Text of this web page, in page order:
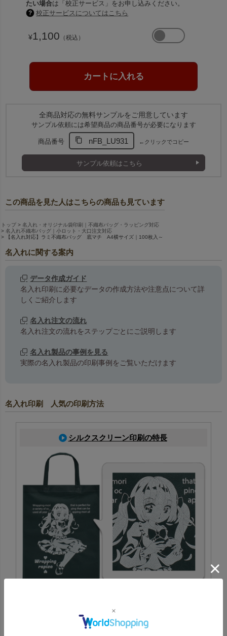
たい場合は「校正サービス」をお申し込みください。
校正サービスについてはこちら
¥1,100 （税込）
全商品対応の無料サンプルをご用意しています
サンプル依頼には希望商品の商品番号が必要になります
商品番号 nFB_LU931 ←クリックでコピー
サンプル依頼はこちら
この商品を見た人はこちらの商品も見ています
トップ
名入れ・オリジナル袋印刷｜不織布バッグ・ラッピング対応
名入れ不織布バッグ｜小ロット・大口注文対応
【名入れ対応】ラミ不織布バッグ 底マチ A4横サイズ｜100枚入～
名入れに関する案内
データ作成ガイド
名入れ印刷に必要なデータの作成方法や注意点について詳
しくご紹介します
名入れ注文の流れ
名入れ注文の流れをステップごとにご説明します
名入れ製品の事例を見る
実際の名入れ製品の印刷事例をご覧いただけます
名入れ印刷 人気の印刷方法
シルクスクリーン印刷の特長
刷に適しています。
シルクスクリーン印刷一覧はこちら